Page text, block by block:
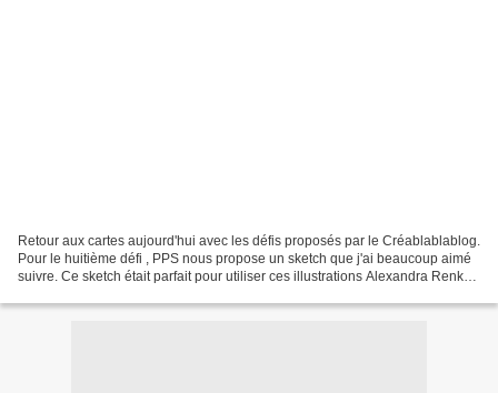
Retour aux cartes aujourd'hui avec les défis proposés par le Créablablablog.
Pour le huitième défi , PPS nous propose un sketch que j'ai beaucoup aimé
suivre. Ce sketch était parfait pour utiliser ces illustrations Alexandra Renke